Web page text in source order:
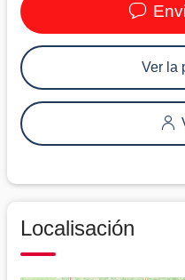
Ver la
Localisación